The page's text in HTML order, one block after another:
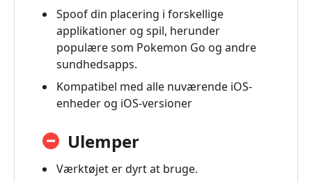
Spoof din placering i forskellige
applikationer og spil, herunder
populære som Pokemon Go og andre
sundhedsapps.
Kompatibel med alle nuværende iOS-
enheder og iOS-versioner
Ulemper
Værktøjet er dyrt at bruge.